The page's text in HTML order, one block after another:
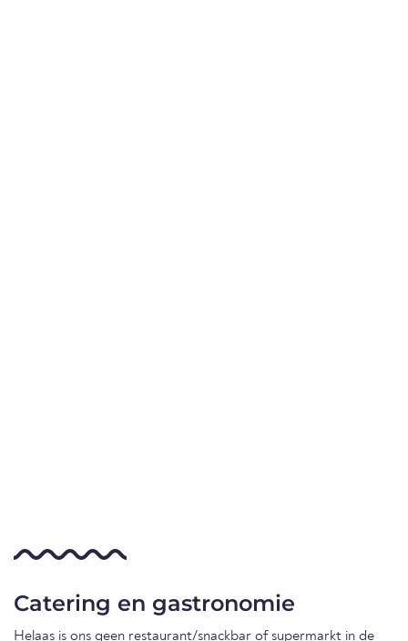
Catering en gastronomie
Helaas is ons geen restaurant/snackbar of supermarkt in de